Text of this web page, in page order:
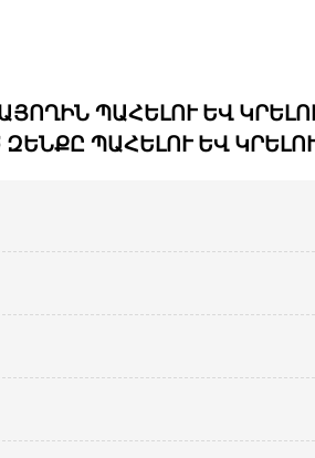
ՊԱՀԵԼՈՒ ԵՎ
ՊԱՀԵԼՈՒ ԵՎ